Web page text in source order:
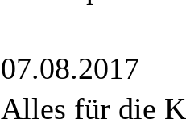
07.08.2017
Alles für die